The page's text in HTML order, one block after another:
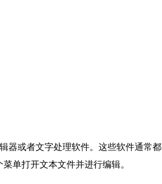
器或者文字处理软件。这些软件通常都
单打开文本文件并进行编辑。